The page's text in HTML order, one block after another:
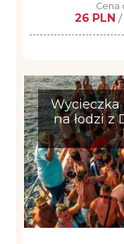
Cena
26 PLN /
Wycieczka
na łodzi z